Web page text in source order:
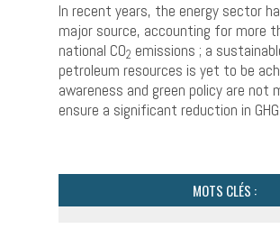
In recent years, the energy sector
major source, accounting for more
national CO2 emissions ; a
petroleum resources is yet to be
awareness and green policy are not
ensure a significant reduction in
MOTS CLÉS :